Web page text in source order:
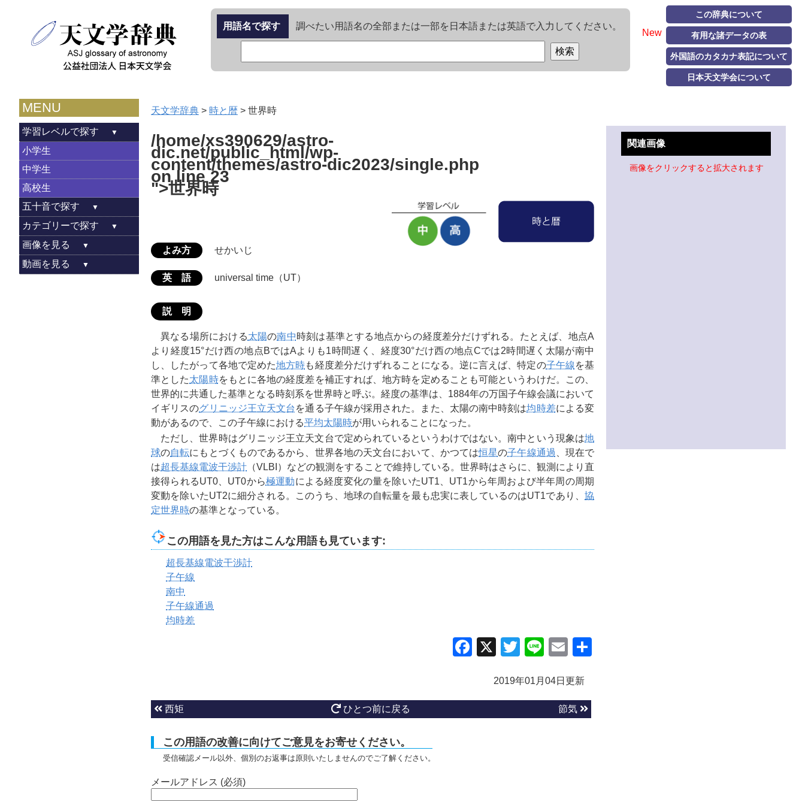
New
この辞典について
有用な諸データの表
外国語のカタカナ表記について
日本天文学会について
用語名で探す 調べたい用語名の全部または一部を日本語または英語で入力してください。
MENU
学習レベルで探す
小学生
中学生
高校生
五十音で探す
カテゴリーで探す
画像を見る
動画を見る
天文学辞典 > 時と暦 > 世界時
/home/xs390629/astro-
dic.net/public_html/wp-
content/themes/astro-dic2023/single.php
on line23
">世界時
よみ方 せかいじ
英 語 universal time（UT）
説 明
異なる場所における太陽の南中時刻は基準とする地点からの経度差分だけずれる。たとえば、地点A
より経度15°だけ西の地点BではAよりも1時間遅く、経度30°だけ西の地点Cでは2時間遅く太陽が南中
し、したがって各地で定めた地方時も経度差分だけずれることになる。逆に言えば、特定の子午線を基
準とした太陽時をもとに各地の経度差を補正すれば、地方時を定めることも可能というわけだ。この、
世界的に共通した基準となる時刻系を世界時と呼ぶ。経度の基準は、1884年の万国子午線会議において
イギリスのグリニッジ王立天文台 を通る子午線が採用された。また、太陽の南中時刻は均時差による変
動があるので、この子午線における平均太陽時が用いられることになった。
ただし、世界時はグリニッジ王立天文台で定められているというわけではない。南中という現象は地
球の自転にもとづくものであるから、世界各地の天文台において、かつては恒星の子午線通過
、現在で
は超長基線電波干渉計 （VLBI）などの観測をすることで維持している。世界時はさらに、観測により直
接得られるUT0、UT0から極運動による経度変化の量を除いたUT1、UT1から年周および半年周の周期
変動を除いたUT2に細分される。このうち、地球の自転量を最も忠実に表しているのはUT1であり、 協
定世界時の基準となっている。
この用語を見た方はこんな用語も見ています:
超長基線電波干渉計
子午線
南中
子午線通過
均時差
Facebook
X TwitterLineEmail
2019年01月04日更新
西矩 ひとつ前に戻る 節気
この用語の改善に向けてご意見をお寄せください。
受信確認メール以外、個別のお返事は原則いたしませんのでご了解ください。
メールアドレス (必須)
関連画像
画像をクリックすると拡大されます